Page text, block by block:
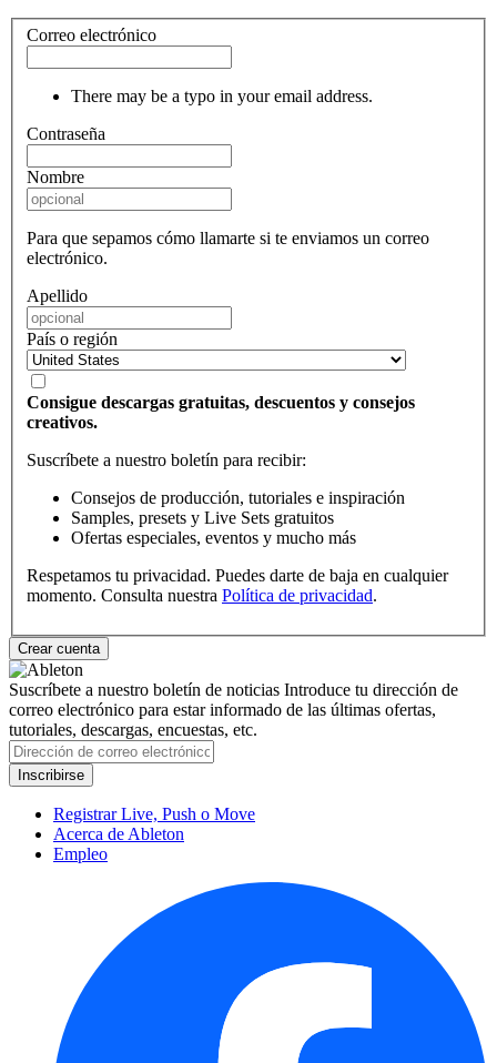
Correo electrónico
There may be a typo in your email address.
Contraseña
Nombre
Para que sepamos cómo llamarte si te enviamos un correo
electrónico.
Apellido
País o región
Consigue descargas gratuitas, descuentos y consejos
creativos.
Suscríbete a nuestro boletín para recibir:
Consejos de producción, tutoriales e inspiración
Samples, presets y Live Sets gratuitos
Ofertas especiales, eventos y mucho más
Respetamos tu privacidad. Puedes darte de baja en cualquier
momento. Consulta nuestra Política de privacidad.
Suscríbete a nuestro boletín de noticias Introduce tu dirección de
correo electrónico para estar informado de las últimas ofertas,
tutoriales, descargas, encuestas, etc.
Registrar Live, Push o Move
Acerca de Ableton
Empleo